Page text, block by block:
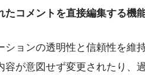
コメントを直接編集する機
ョンの透明性と信頼性を維
が意図せず変更されたり、